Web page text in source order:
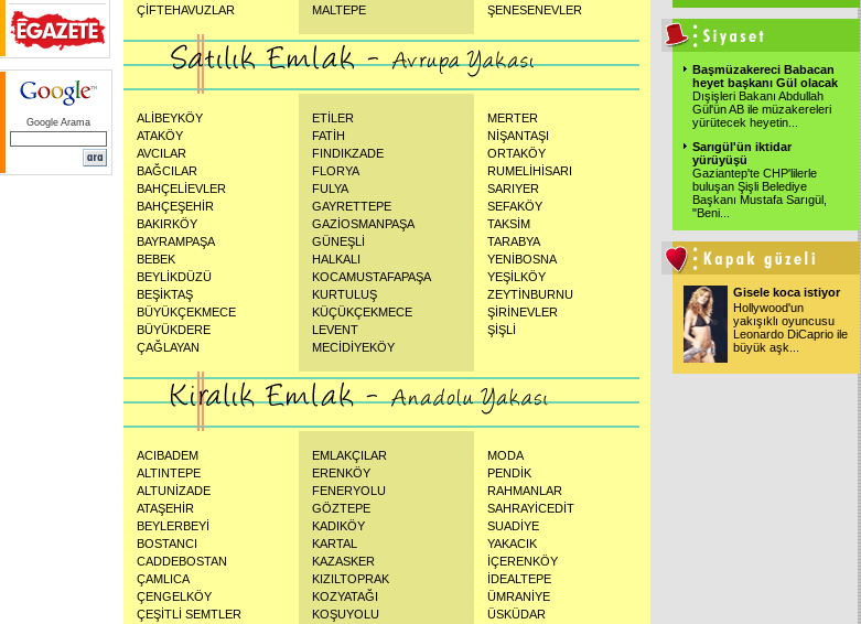
Google Arama
ÇİFTEHAVUZLAR
MALTEPE
ŞENESENEVLER
ALİBEYKÖY
ATAKÖY
AVCILAR
BAĞCILAR
BAHÇELİEVLER
BAHÇEŞEHİR
BAKIRKÖY
BAYRAMPAŞA
BEBEK
BEYLİKDÜZÜ
BEŞİKTAŞ
BÜYÜKÇEKMECE
BÜYÜKDERE
ÇAĞLAYAN
ETİLER
FATİH
FINDIKZADE
FLORYA
FULYA
GAYRETTEPE
GAZİOSMANPAŞA
GÜNEŞLİ
HALKALI
KOCAMUSTAFAPAŞA
KURTULUŞ
KÜÇÜKÇEKMECE
LEVENT
MECİDİYEKÖY
MERTER
NİŞANTAŞI
ORTAKÖY
RUMELİHİSARI
SARIYER
SEFAKÖY
TAKSİM
TARABYA
YENİBOSNA
YEŞİLKÖY
ZEYTİNBURNU
ŞİRİNEVLER
ŞİŞLİ
ACIBADEM
ALTINTEPE
ALTUNİZADE
ATAŞEHİR
BEYLERBEYİ
BOSTANCI
CADDEBOSTAN
ÇAMLICA
ÇENGELKÖY
ÇEŞİTLİ SEMTLER
EMLAKÇILAR
ERENKÖY
FENERYOLU
GÖZTEPE
KADIKÖY
KARTAL
KAZASKER
KIZILTOPRAK
KOZYATAĞI
KOŞUYOLU
MODA
PENDİK
RAHMANLAR
SAHRAYİCEDİT
SUADİYE
YAKACIK
İÇERENKÖY
İDEALTEPE
ÜMRANİYE
ÜSKÜDAR
Başmüzakereci Babacan
heyet başkanı Gül olacak
Dışişleri Bakanı Abdullah
Gül'ün AB ile müzakereleri
yürütecek heyetin...
Sarıgül'ün iktidar
yürüyüşü
Gaziantep'te CHP'lilerle
buluşan Şişli Belediye
Başkanı Mustafa Sarıgül,
"Beni...
Gisele koca istiyor
Hollywood'un
yakışıklı oyuncusu
Leonardo DiCaprio ile
büyük aşk...